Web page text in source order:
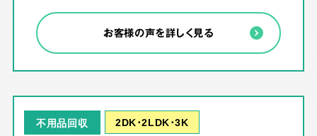
お客様の声を詳しく見る
不用品回収 2DK･2LDK･3K